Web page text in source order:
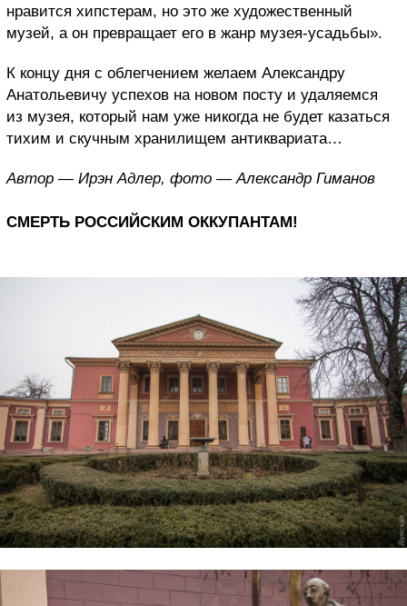
нравится хипстерам, но это же художественный
музей, а он превращает его в жанр музея-усадьбы».
К концу дня с облегчением желаем Александру
Анатольевичу успехов на новом посту и удаляемся
из музея, который нам уже никогда не будет казаться
тихим и скучным хранилищем антиквариата…
Автор — Ирэн Адлер, фото — Александр Гиманов
СМЕРТЬ РОССИЙСКИМ ОККУПАНТАМ!